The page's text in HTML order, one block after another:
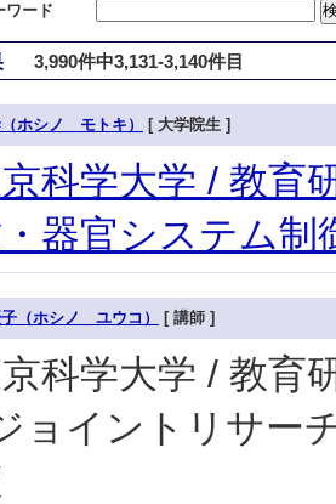
ワード
3,990件中3,131-3,140件目
ホシノ モトキ） [ 大学院生 ]
科学大学 / 教育
器官システム制
（ホシノ ユウコ） [ 講師 ]
科学大学 / 教育
ョイントリサー